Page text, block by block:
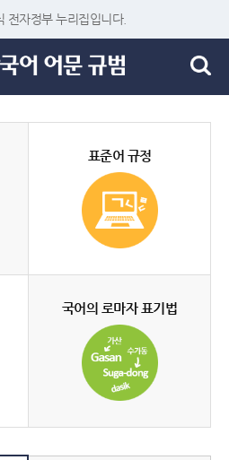
전자정부 누리집입니다.
표준어 규정
국어의 로마자 표기법